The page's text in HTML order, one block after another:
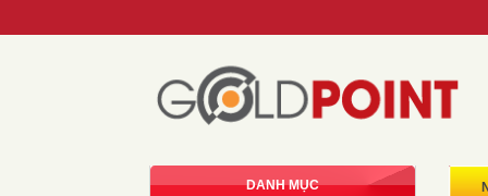
DANH MỤC